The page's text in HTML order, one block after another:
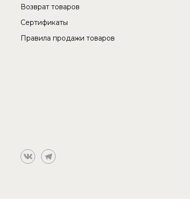
Возврат товаров
Сертификаты
Правила продажи товаров